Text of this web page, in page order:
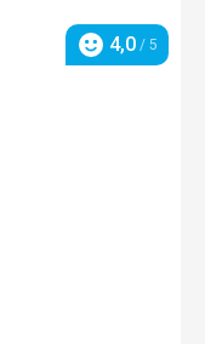
Hodnotenie
4,0 / 5